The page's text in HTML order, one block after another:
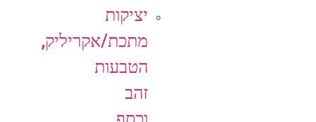
יציקות
מתכת/אקריליק,
הטבעות
זהב